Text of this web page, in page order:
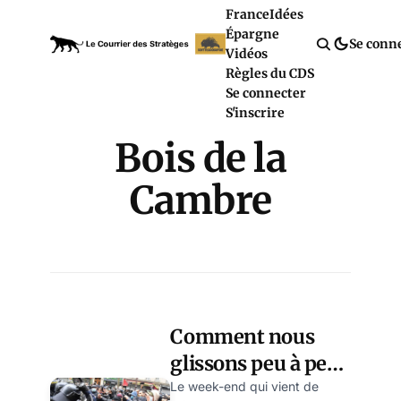
FranceIdées
Épargne
Vidéos
Règles du CDS
Se connecter
S'inscrire
Se
Bois de la
Cambre
Comment nous
glissons peu à peu
vers l’ère des
Le week-end qui vient de